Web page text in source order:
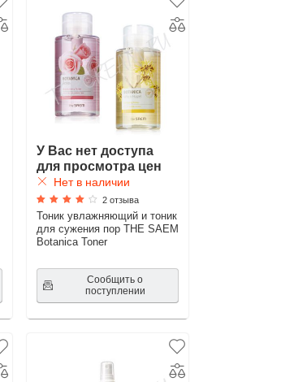
У Вас нет доступа
для просмотра цен
Нет в наличии
2 отзыва
Тоник увлажняющий и тоник
для сужения пор THE SAEM
Botanica Toner
Сообщить о
поступлении